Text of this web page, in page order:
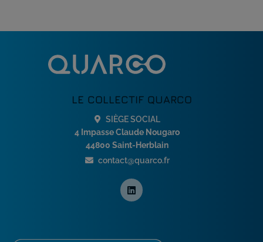
LE COLLECTIF QUARCO
SIÈGE SOCIAL
4 Impasse Claude Nougaro
44800 Saint-Herblain
contact@quarco.fr